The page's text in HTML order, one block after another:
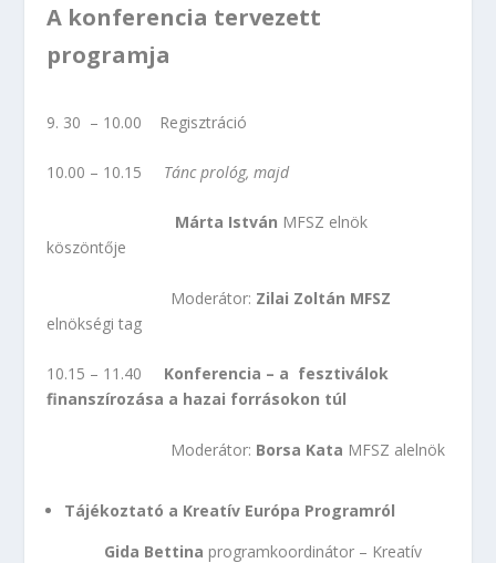
A konferencia tervezett
programja
9. 30 – 10.00 Regisztráció
10.00 – 10.15 Tánc prológ, majd
Márta István MFSZ elnök
köszöntője
Moderátor: Zilai Zoltán MFSZ
elnökségi tag
10.15 – 11.40 Konferencia – a fesztiválok
finanszírozása a hazai forrásokon túl
Moderátor: Borsa Kata MFSZ alelnök
Tájékoztató a Kreatív Európa Programról
Gida Bettina programkoordinátor – Kreatív